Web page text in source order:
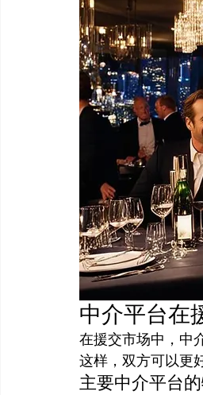
中介平台在
在援交市场中，中
这样，双方可以更
主要中介平台